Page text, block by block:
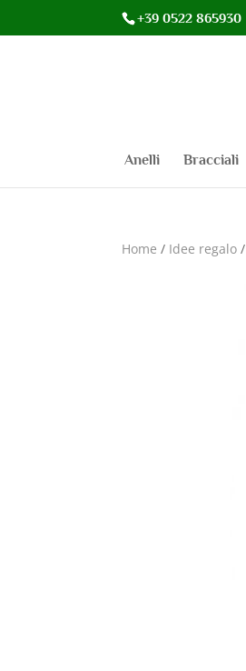
+39 0522 865930
Anelli Bracciali
Home / Idee regalo /